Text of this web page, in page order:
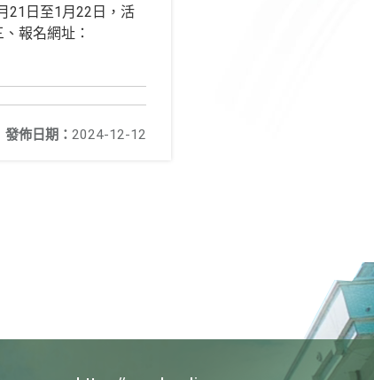
21日至1月22日，活
報名網址：
發佈日期： 2024-12-12